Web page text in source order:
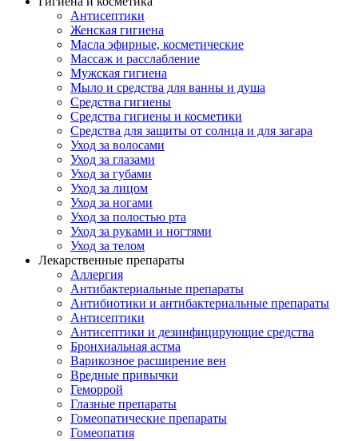
Антисептики
Женская гигиена
Масла эфирные, косметические
Массаж и расслабление
Мужская гигиена
Мыло и средства для ванны и душа
Средства гигиены
Средства гигиены и косметики
Средства для защиты от солнца и для загара
Уход за волосами
Уход за глазами
Уход за губами
Уход за лицом
Уход за ногами
Уход за полостью рта
Уход за руками и ногтями
Уход за телом
Лекарственные препараты
Аллергия
Антибактериальные препараты
Антибиотики и антибактериальные препараты
Антисептики
Антисептики и дезинфицирующие средства
Бронхиальная астма
Варикозное расширение вен
Вредные привычки
Геморрой
Глазные препараты
Гомеопатические препараты
Гомеопатия